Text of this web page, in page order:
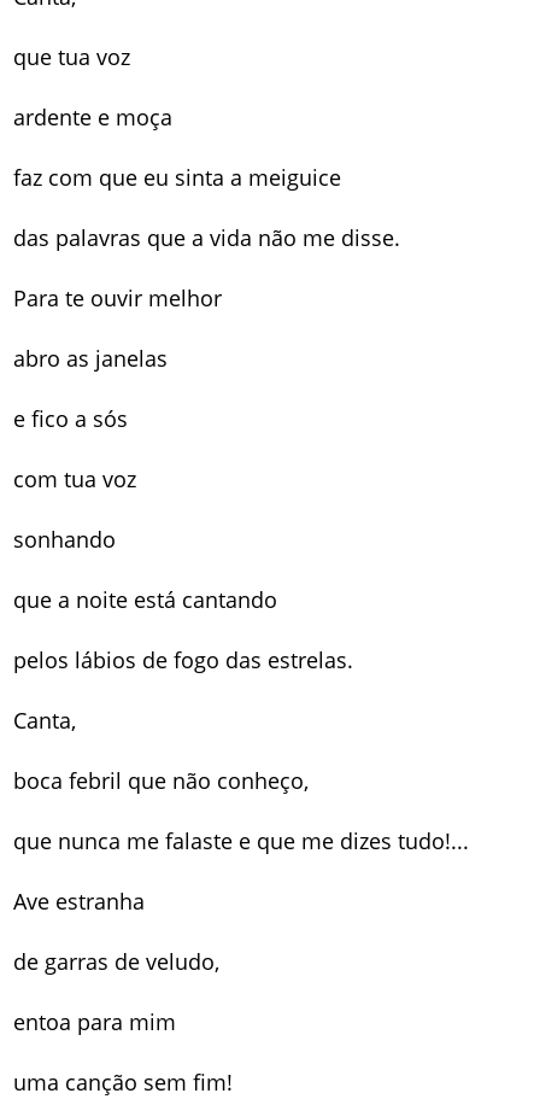
que tua voz
ardente e moça
faz com que eu sinta a meiguice
das palavras que a vida não me disse.
Para te ouvir melhor
abro as janelas
e fico a sós
com tua voz
sonhando
que a noite está cantando
pelos lábios de fogo das estrelas.
Canta,
boca febril que não conheço,
que nunca me falaste e que me dizes tudo!...
Ave estranha
de garras de veludo,
entoa para mim
uma canção sem fim!